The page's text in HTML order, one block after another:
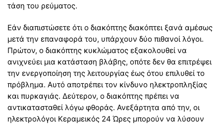
τάση του ρεύματος.
Εάν διαπιστώσετε ότι ο διακόπτης διακόπτει ξανά αμέσως
μετά την επαναφορά του, υπάρχουν δύο πιθανοί λόγοι.
Πρώτον, ο διακόπτης κυκλώματος εξακολουθεί να
ανιχνεύει μια κατάσταση βλάβης, οπότε δεν θα επιτρέψει
την ενεργοποίηση της λειτουργίας έως ότου επιλυθεί το
πρόβλημα. Αυτό αποτρέπει τον κίνδυνο ηλεκτροπληξίας
και πυρκαγιάς. Δεύτερον, ο διακόπτης πρέπει να
αντικατασταθεί λόγω φθοράς. Ανεξάρτητα από την, οι
ηλεκτρολόγοι Κεραμεικός 24 Ώρες μπορούν να λύσουν